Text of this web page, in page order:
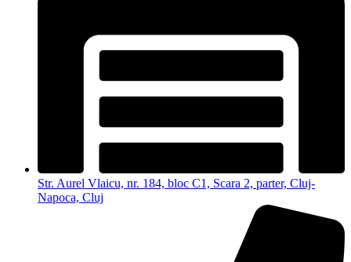
Str. Aurel Vlaicu, nr. 184, bloc C1, Scara 2, parter, Cluj-
Napoca, Cluj